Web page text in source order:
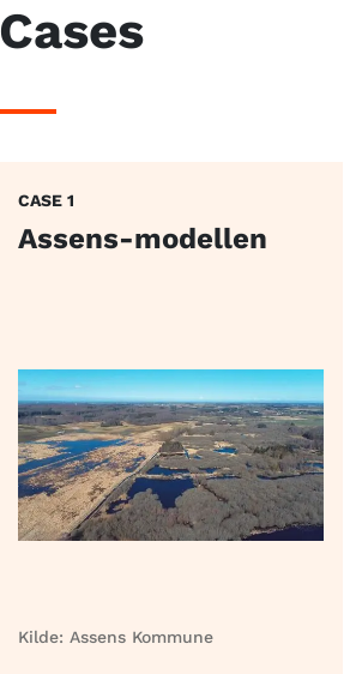
Cases
CASE 1
Assens-modellen
Kilde: Assens Kommune